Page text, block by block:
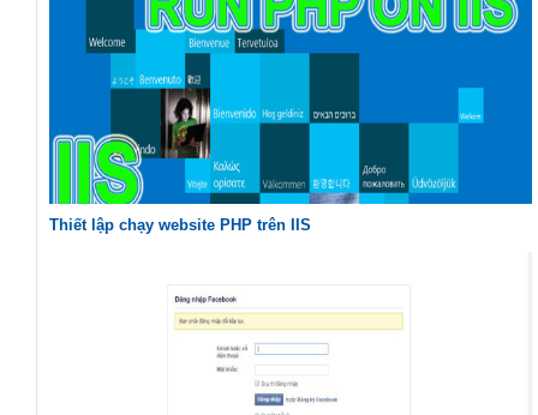
Thiết lập chạy website PHP trên IIS